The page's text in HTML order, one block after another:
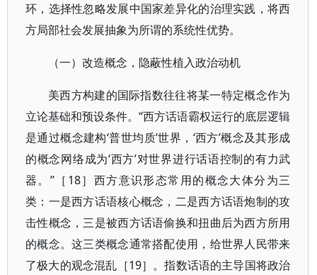
环，选择性忽略发展中国家差异化的治理实践，将西
方局部社会发展抽象为所谓的系统性优势。
（一）改造概念，隐蔽性植入政治动机
美西方构建的国际指数往往将某一特定概念作为
立论基础和预设条件。“西方话语霸权运行的底层逻辑
是通过概念建构‘普世均质’世界，‘西方’概念及其形成
的概念网络成为‘西方’对世界进行话语控制的有力武
器。”［18］西方意识形态常用的概念大体分为三
类：一是西方话语核心概念，二是西方话语炮制的攻
击性概念，三是被西方话语偷换和扭曲后为西方所用
的概念。这三类概念通常搭配使用，给世界人民带来
了极大的观念混乱［19］。指数话语的主导国将政治